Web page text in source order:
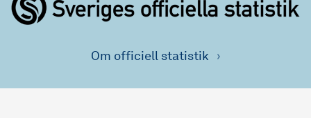
Om officiell statistik